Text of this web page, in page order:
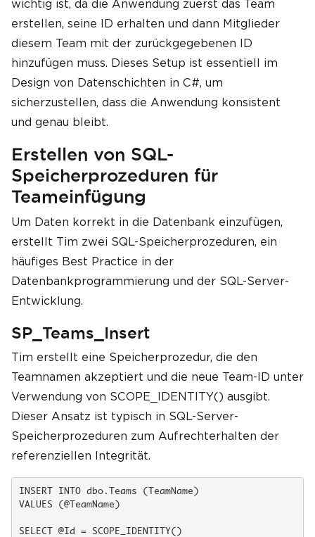
wichtig ist, da die Anwendung zuerst das Team
erstellen, seine ID erhalten und dann Mitglieder
diesem Team mit der zurückgegebenen ID
hinzufügen muss. Dieses Setup ist essentiell im
Design von Datenschichten in C#, um
sicherzustellen, dass die Anwendung konsistent
und genau bleibt.
Erstellen von SQL-
Speicherprozeduren für
Teameinfügung
Um Daten korrekt in die Datenbank einzufügen,
erstellt Tim zwei SQL-Speicherprozeduren, ein
häufiges Best Practice in der
Datenbankprogrammierung und der SQL-Server-
Entwicklung.
SP_Teams_Insert
Tim erstellt eine Speicherprozedur, die den
Teamnamen akzeptiert und die neue Team-ID unter
Verwendung von SCOPE_IDENTITY() ausgibt.
Dieser Ansatz ist typisch in SQL-Server-
Speicherprozeduren zum Aufrechterhalten der
referenziellen Integrität.
INSERT INTO dbo.Teams (TeamName)
VALUES (@TeamName)
SELECT @Id = SCOPE_IDENTITY()